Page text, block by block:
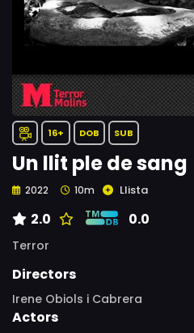
16+ DOB SUB
Un llit ple de sang
2022 10m Llista
2.0 0.0
Terror
Directors
Irene Obiols i Cabrera
Actors